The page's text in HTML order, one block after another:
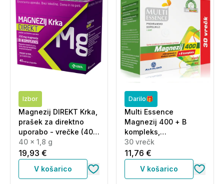
Izbor
Magnezij DIREKT Krka,
prašek za direktno
uporabo - vrečke (40 x
1,8 g)
40 x 1,8 g
19,93 €
V košarico
Darilo🎁
Multi Essence
Magnezij 400 + B
kompleks,
mikrogranule - vrečke
(30 vrečk)
30 vrečk
11,76 €
V košarico